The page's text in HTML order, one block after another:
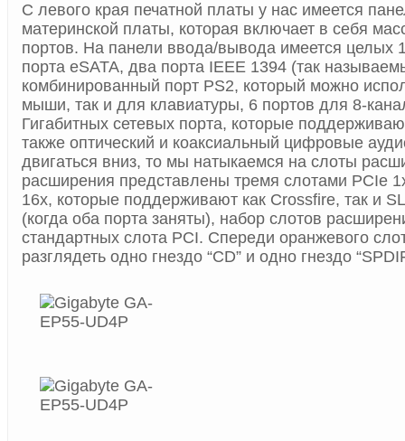
С левого края печатной платы у нас имеется
материнской платы, которая включает в себя
портов. На панели ввода/вывода имеется целых
порта eSATA, два порта IEEE 1394 (так
комбинированный порт PS2, который можно
мыши, так и для клавиатуры, 6 портов для 8-
Гигабитных сетевых порта, которые
также оптический и коаксиальный цифровые
двигаться вниз, то мы натыкаемся на слоты
расширения представлены тремя слотами PCIe
16x, которые поддерживают как Crossfire, так и
(когда оба порта заняты), набор слотов
стандартных слота PCI. Спереди оранжевого
разглядеть одно гнездо “CD” и одно гнездо